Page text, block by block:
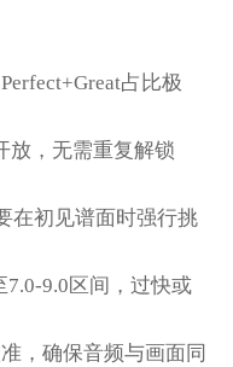
Perfect+Great占比极
放，无需重复解锁
在初见谱面时强行挑
7.0-9.0区间，过快或
，确保音频与画面同